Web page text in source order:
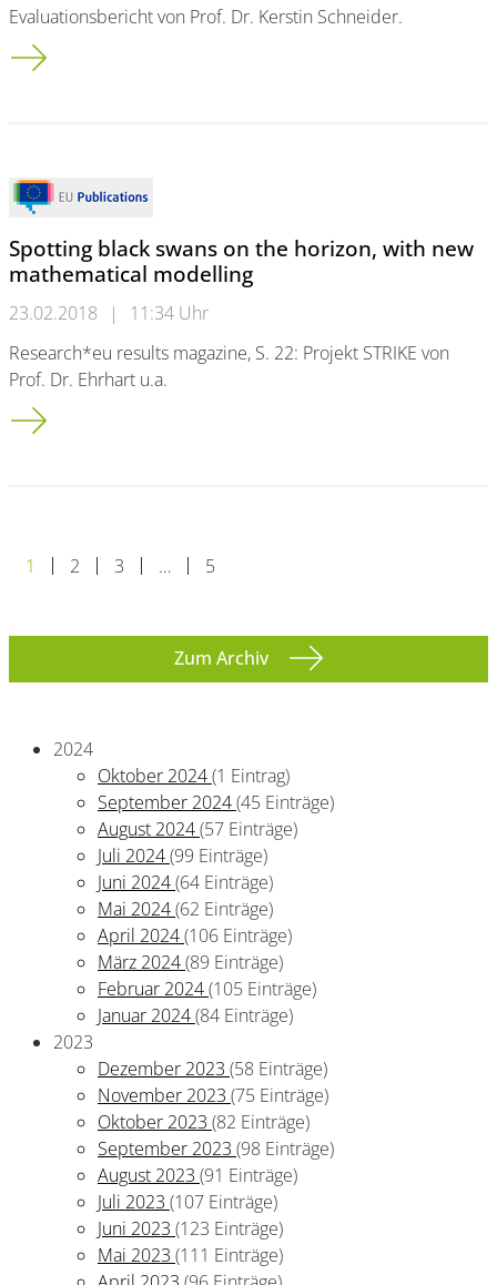
Evaluationsbericht von Prof. Dr. Kerstin Schneider.
Studenten der Junior Uni kommen aus ganz Nordrhein-
Spotting black swans on the horizon, with new
mathematical modelling
23.02.2018 |
11:34 Uhr
Research*eu results magazine, S. 22: Projekt STRIKE von
Prof. Dr. Ehrhart u.a.
Spotting black swans on the horizon, with new mathematical
1 2 3 … 5
Zum Archiv
2024
Oktober 2024(1 Eintrag)
September 2024(45 Einträge)
August 2024(57 Einträge)
Juli 2024(99 Einträge)
Juni 2024(64 Einträge)
Mai 2024(62 Einträge)
April 2024(106 Einträge)
März 2024(89 Einträge)
Februar 2024(105 Einträge)
Januar 2024(84 Einträge)
2023
Dezember 2023 (58 Einträge)
November 2023 (75 Einträge)
Oktober 2023 (82 Einträge)
September 2023 (98 Einträge)
August 2023 (91 Einträge)
Juli 2023 (107 Einträge)
Juni 2023 (123 Einträge)
Mai 2023 (111 Einträge)